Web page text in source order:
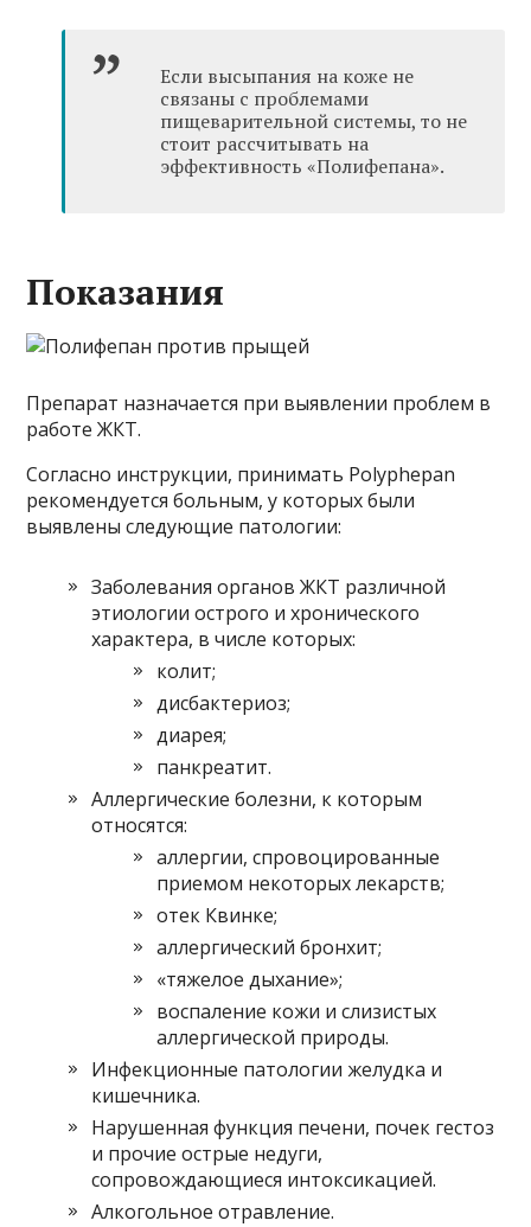
Если высыпания на коже не
связаны с проблемами
пищеварительной системы, то не
стоит рассчитывать на
эффективность «Полифепана».
Показания
Препарат назначается при выявлении проблем в
работе ЖКТ.
Согласно инструкции, принимать Polyphepan
рекомендуется больным, у которых были
выявлены следующие патологии:
Заболевания органов ЖКТ различной
этиологии острого и хронического
характера, в числе которых:
колит;
дисбактериоз;
диарея;
панкреатит.
Аллергические болезни, к которым
относятся:
аллергии, спровоцированные
приемом некоторых лекарств;
отек Квинке;
аллергический бронхит;
«тяжелое дыхание»;
воспаление кожи и слизистых
аллергической природы.
Инфекционные патологии желудка и
кишечника.
Нарушенная функция печени, почек гестоз
и прочие острые недуги,
сопровождающиеся интоксикацией.
Алкогольное отравление.